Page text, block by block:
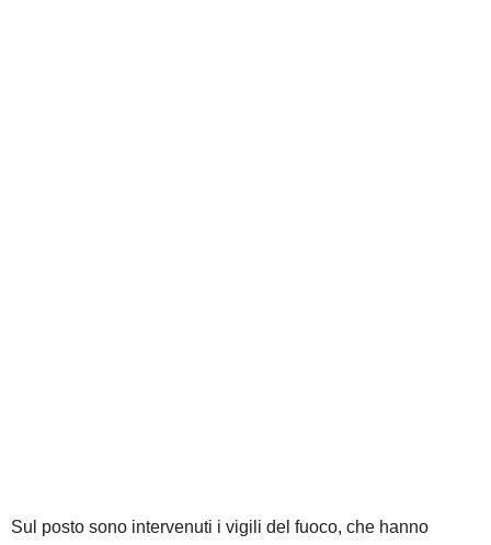
Sul posto sono intervenuti i vigili del fuoco, che hanno